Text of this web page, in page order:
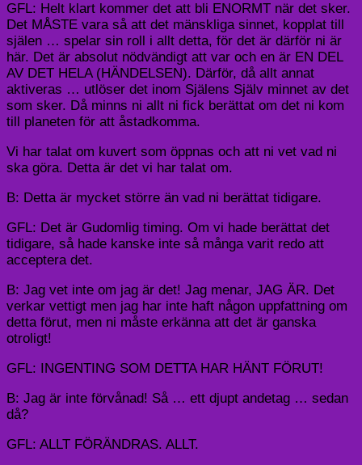
GFL: Helt klart kommer det att bli ENORMT när det sker.
Det MÅSTE vara så att det mänskliga sinnet, kopplat till
själen … spelar sin roll i allt detta, för det är därför ni är
här. Det är absolut nödvändigt att var och en är EN DEL
AV DET HELA (HÄNDELSEN). Därför, då allt annat
aktiveras … utlöser det inom Själens Själv minnet av det
som sker. Då minns ni allt ni fick berättat om det ni kom
till planeten för att åstadkomma.
Vi har talat om kuvert som öppnas och att ni vet vad ni
ska göra. Detta är det vi har talat om.
B: Detta är mycket större än vad ni berättat tidigare.
GFL: Det är Gudomlig timing. Om vi hade berättat det
tidigare, så hade kanske inte så många varit redo att
acceptera det.
B: Jag vet inte om jag är det! Jag menar, JAG ÄR. Det
verkar vettigt men jag har inte haft någon uppfattning om
detta förut, men ni måste erkänna att det är ganska
otroligt!
GFL: INGENTING SOM DETTA HAR HÄNT FÖRUT!
B: Jag är inte förvånad! Så … ett djupt andetag … sedan
då?
GFL: ALLT FÖRÄNDRAS. ALLT.